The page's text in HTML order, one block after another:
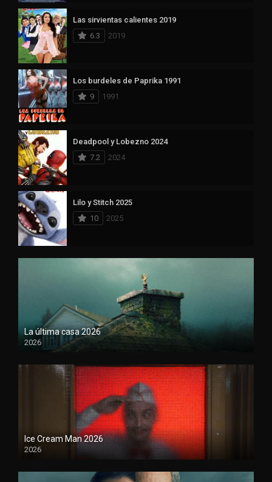
Las sirvientas calientes 2019
6.3
2019
Los burdeles de Paprika 1991
9
1991
Deadpool y Lobezno 2024
7.2
2024
Lilo y Stitch 2025
10
2025
La última casa 2026
2026
Ice Cream Man 2026
2026